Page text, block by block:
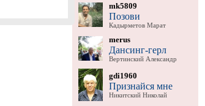
mk5809
Позови
Кадырметов Марат
merus
Дансинг-герл
Вертинский Александр
gdi1960
Признайся мне
Никитский Николай